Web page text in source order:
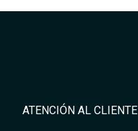
ATENCIÓN AL CLIENTE